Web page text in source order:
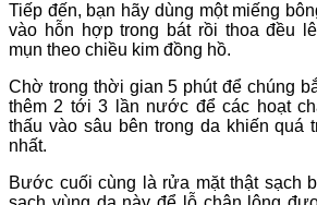
Tiếp đến, bạn hãy dùng một miếng
vào hỗn hợp trong bát rồi thoa đều
mụn theo chiều kim đồng hồ.
Chờ trong thời gian 5 phút để chúng
thêm 2 tới 3 lần nước để các hoạt
thấu vào sâu bên trong da khiến quá
nhất.
Bước cuối cùng là rửa mặt thật sạch